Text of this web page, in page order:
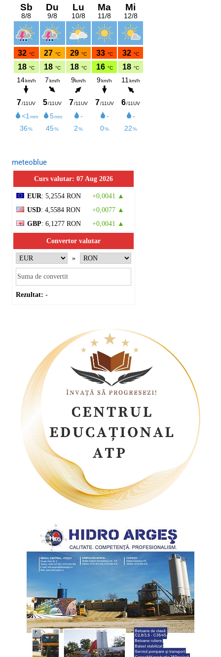
meteoblue
Curs valutar: 07 Aug 2026
EUR: 5,2554 RON
+0,0041 ▲
USD: 4,5584 RON
+0,0077 ▲
GBP: 6,1277 RON +0,0041 ▲
Convertor valutar
»
Rezultat: -